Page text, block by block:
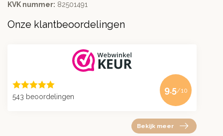
KVK nummer: 82501491
Onze klantbeoordelingen
543 beoordelingen
9.5/10
Bekijk meer